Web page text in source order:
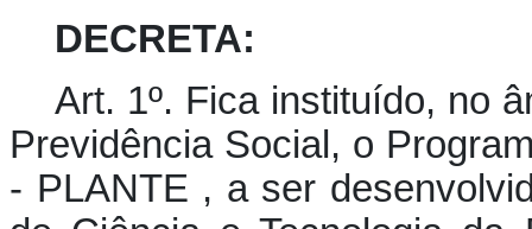
DECRETA:
Art. 1º. Fica instituído, no
Previdência Social, o
- PLANTE , a ser